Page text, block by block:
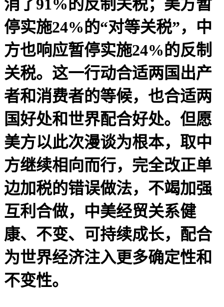
消了91%的反制关税；美方暂
停实施24%的“对等关税”，中
方也响应暂停实施24%的反制
关税。这一行动合适两国出产
者和消费者的等候，也合适两
国好处和世界配合好处。但愿
美方以此次漫谈为根本，取中
方继续相向而行，完全改正单
边加税的错误做法，不竭加强
互利合做，中美经贸关系健
康、不变、可持续成长，配合
为世界经济注入更多确定性和
不变性。